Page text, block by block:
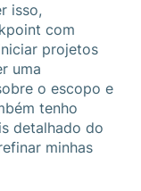
isso,
com
projetos
uma
o escopo e
tenho
detalhado do
minhas